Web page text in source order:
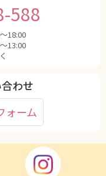
588
18:00
13:00
わせ
ォーム